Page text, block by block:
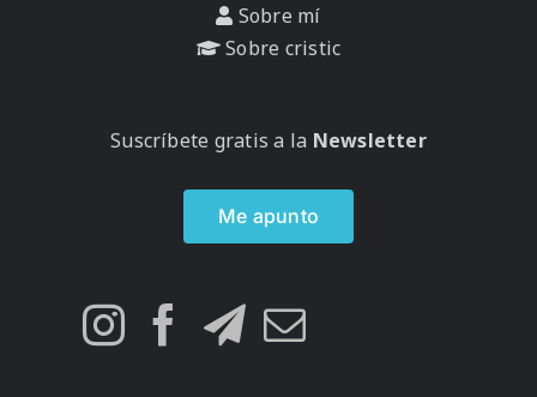
Sobre mí
Sobre cristic
Suscríbete gratis a la Newsletter
Me apunto